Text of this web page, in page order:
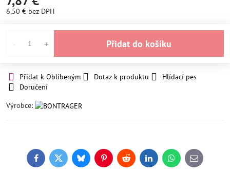
6,50 € bez DPH
Přidat do košíku
Přidat k Oblíbeným Dotaz k produktu
Hlídací pes
Doručení
Výrobce:
FacebookTwitterBlueskyPinterestReddit LinkedInWhatsApp
E-
mail